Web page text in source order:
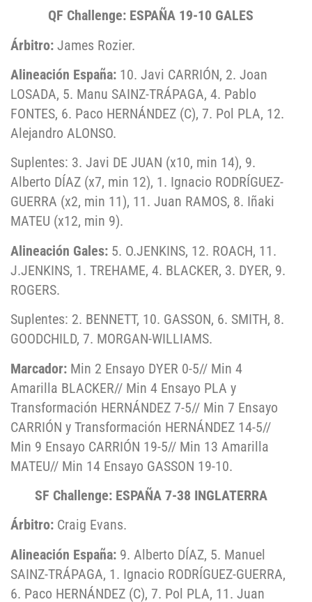
QF Challenge: ESPAÑA 19-10 GALES
Árbitro: James Rozier.
Alineación España: 10. Javi CARRIÓN, 2. Joan
LOSADA, 5. Manu SAINZ-TRÁPAGA, 4. Pablo
FONTES, 6. Paco HERNÁNDEZ (C), 7. Pol PLA, 12.
Alejandro ALONSO.
Suplentes: 3. Javi DE JUAN (x10, min 14), 9.
Alberto DÍAZ (x7, min 12), 1. Ignacio RODRÍGUEZ-
GUERRA (x2, min 11), 11. Juan RAMOS, 8. Iñaki
MATEU (x12, min 9).
Alineación Gales: 5. O.JENKINS, 12. ROACH, 11.
J.JENKINS, 1. TREHAME, 4. BLACKER, 3. DYER, 9.
ROGERS.
Suplentes: 2. BENNETT, 10. GASSON, 6. SMITH, 8.
GOODCHILD, 7. MORGAN-WILLIAMS.
Marcador: Min 2 Ensayo DYER 0-5// Min 4
Amarilla BLACKER// Min 4 Ensayo PLA y
Transformación HERNÁNDEZ 7-5// Min 7 Ensayo
CARRIÓN y Transformación HERNÁNDEZ 14-5//
Min 9 Ensayo CARRIÓN 19-5// Min 13 Amarilla
MATEU// Min 14 Ensayo GASSON 19-10.
SF Challenge: ESPAÑA 7-38 INGLATERRA
Árbitro: Craig Evans.
Alineación España: 9. Alberto DÍAZ, 5. Manuel
SAINZ-TRÁPAGA, 1. Ignacio RODRÍGUEZ-GUERRA,
6. Paco HERNÁNDEZ (C), 7. Pol PLA, 11. Juan